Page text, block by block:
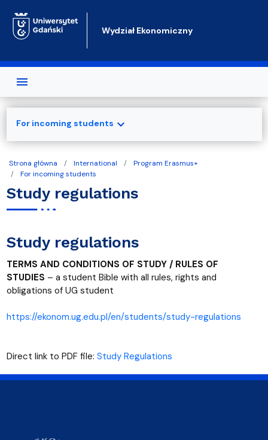
Wydział Ekonomiczny
Strona główna International
Program Erasmus+
For incoming students
Study regulations
Study regulations
TERMS AND CONDITIONS OF STUDY / RULES OF
STUDIES – a student Bible with all rules, rights and
obligations of UG student
https://ekonom.ug.edu.pl/en/students/study-regulations
Direct link to PDF file: Study Regulations
For incoming students expand_more